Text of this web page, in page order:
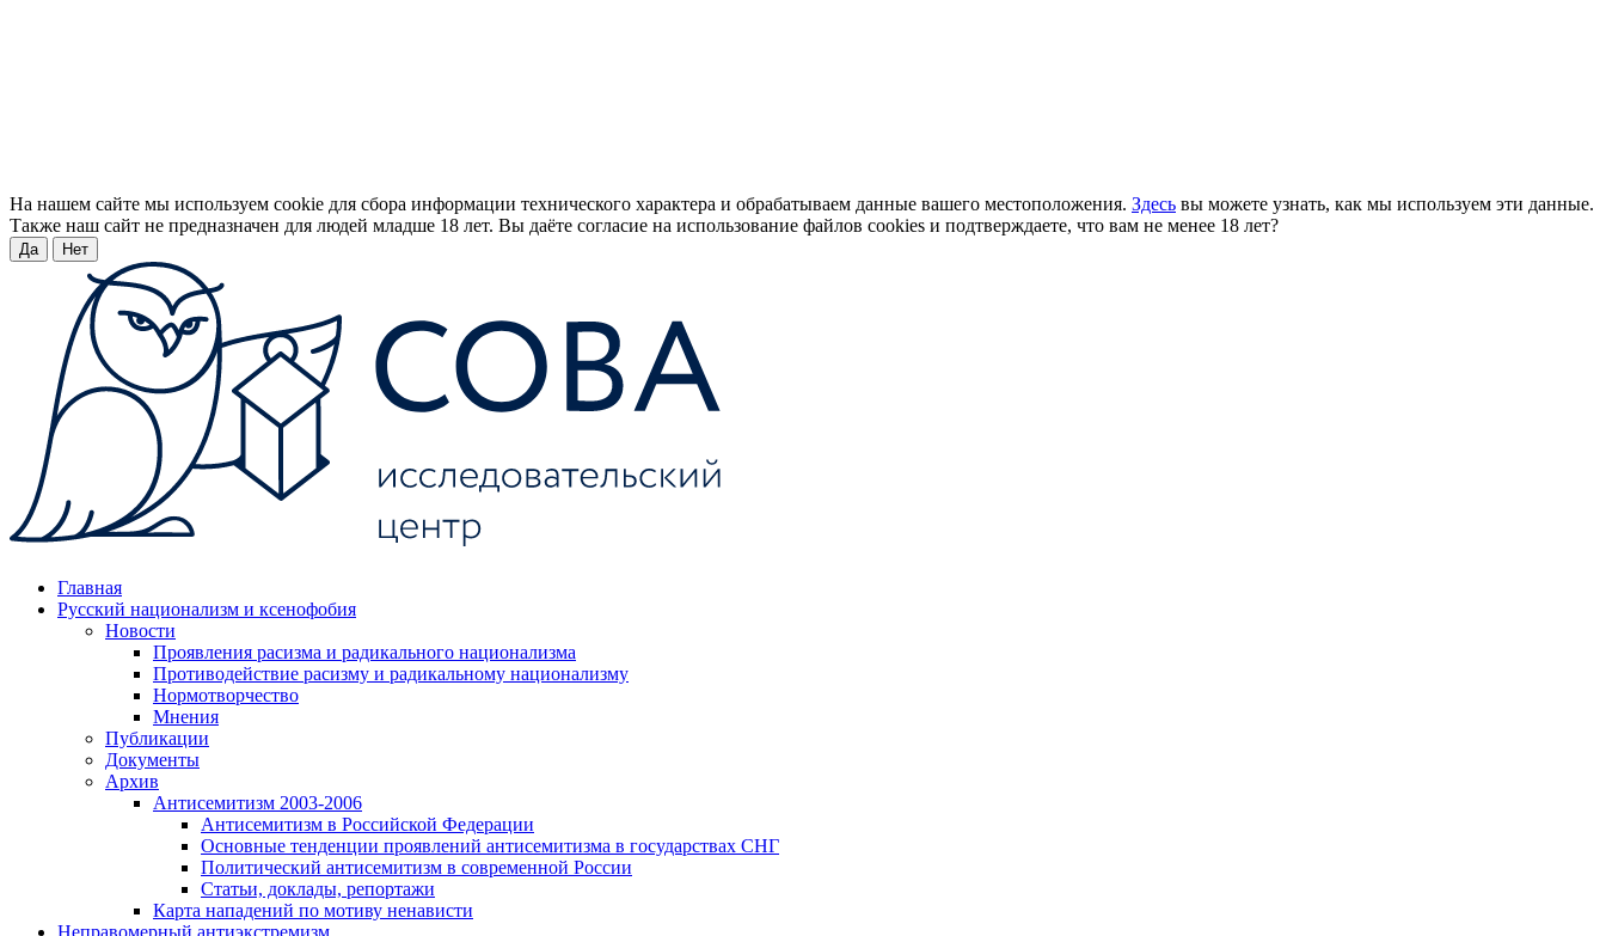
На нашем сайте мы используем cookie для сбора информации технического характера и обрабатываем данные вашего местоположения. Здесь вы можете узнать, как мы используем эти данные.
Также наш сайт не предназначен для людей младше 18 лет. Вы даёте согласие на использование файлов cookies и подтверждаете, что вам не менее 18 лет?
Да Нет
Главная
Русский национализм и ксенофобия
Новости
Проявления расизма и радикального национализма
Противодействие расизму и радикальному национализму
Нормотворчество
Мнения
Публикации
Документы
Архив
Антисемитизм 2003-2006
Антисемитизм в Российской Федерации
Основные тенденции проявлений антисемитизма в государствах СНГ
Политический антисемитизм в современной России
Статьи, доклады, репортажи
Карта нападений по мотиву ненависти